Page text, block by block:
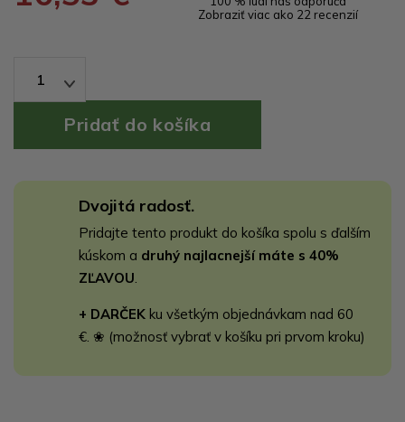
Zobraziť viac ako 22 recenzií
1
Dvojitá radosť.
Pridajte tento produkt do košíka spolu s ďalším
kúskom a druhý najlacnejší máte s 40%
ZĽAVOU
+ DARČEK ku všetkým objednávkam nad 60
€. ❀ (možnosť vybrať v košíku pri prvom kroku)